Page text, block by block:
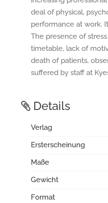
deal of physical,
performance at work.
The presence of
timetable, lack of
death of patients,
suffered by staff at
Details
Verlag
Ersterscheinung
Maße
Gewicht
Format